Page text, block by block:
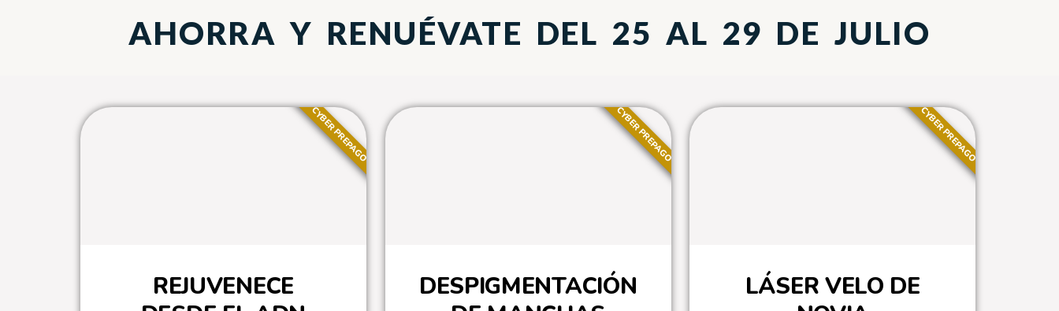
AHORRA Y RENUÉVATE DEL 25 AL 29 DE JULIO
REJUVENECE
CYBER PREPAGO
DESPIGMENTACIÓN
CYBER PREPAGO
LÁSER VELO DE
CYBER PREPAGO